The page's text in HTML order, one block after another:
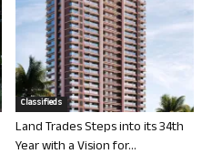
Classifieds
Land Trades Steps into its 34th
Year with a Vision for...